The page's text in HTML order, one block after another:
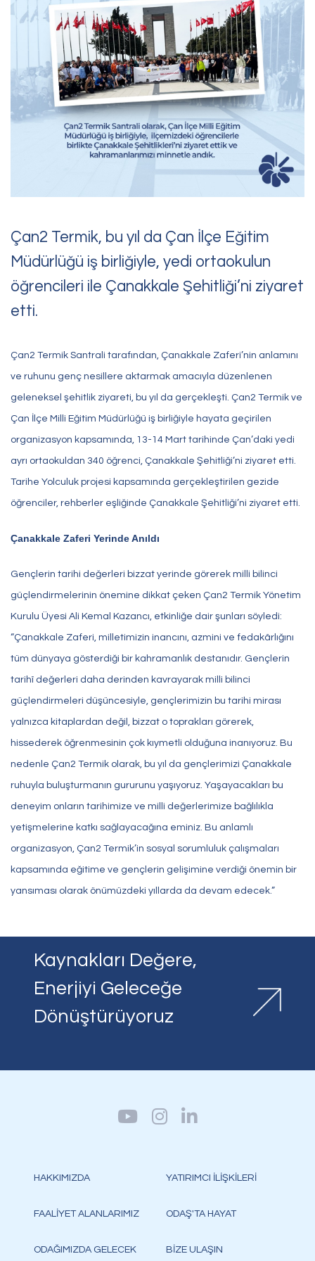
Bize Ulaşın
Sorularınız, talepleriniz
veya geri bildirimleriniz için
bize ulaşabilirsiniz
Çan2 Termik, bu yıl da Çan İlçe Eğitim
Müdürlüğü iş birliğiyle, yedi ortaokulun
öğrencileri ile Çanakkale Şehitliği’ni ziyaret
etti.
Çan2 Termik Santrali tarafından, Çanakkale Zaferi’nin anlamını
ve ruhunu genç nesillere aktarmak amacıyla düzenlenen
geleneksel şehitlik ziyareti, bu yıl da gerçekleşti. Çan2 Termik ve
Çan İlçe Milli Eğitim Müdürlüğü iş birliğiyle hayata geçirilen
organizasyon kapsamında, 13-14 Mart tarihinde Çan’daki yedi
ayrı ortaokuldan 340 öğrenci, Çanakkale Şehitliği’ni ziyaret etti.
Tarihe Yolculuk projesi kapsamında gerçekleştirilen gezide
öğrenciler, rehberler eşliğinde Çanakkale Şehitliği’ni ziyaret etti.
Çanakkale Zaferi Yerinde Anıldı
Gençlerin tarihi değerleri bizzat yerinde görerek milli bilinci
güçlendirmelerinin önemine dikkat çeken Çan2 Termik Yönetim
Kurulu Üyesi Ali Kemal Kazancı, etkinliğe dair şunları söyledi:
“Çanakkale Zaferi, milletimizin inancını, azmini ve fedakârlığını
tüm dünyaya gösterdiği bir kahramanlık destanıdır. Gençlerin
tarihî değerleri daha derinden kavrayarak milli bilinci
güçlendirmeleri düşüncesiyle, gençlerimizin bu tarihi mirası
yalnızca kitaplardan değil, bizzat o toprakları görerek,
hissederek öğrenmesinin çok kıymetli olduğuna inanıyoruz. Bu
nedenle Çan2 Termik olarak, bu yıl da gençlerimizi Çanakkale
ruhuyla buluşturmanın gururunu yaşıyoruz. Yaşayacakları bu
deneyim onların tarihimize ve milli değerlerimize bağlılıkla
yetişmelerine katkı sağlayacağına eminiz. Bu anlamlı
organizasyon, Çan2 Termik’in sosyal sorumluluk çalışmaları
kapsamında eğitime ve gençlerin gelişimine verdiği önemin bir
yansıması olarak önümüzdeki yıllarda da devam edecek.”
Kaynakları Değere,
Enerjiyi Geleceğe
Dönüştürüyoruz
HAKKIMIZDA
FAALİYET ALANLARIMIZ
ODAĞIMIZDA GELECEK
YATIRIMCI İLİŞKİLERİ
ODAŞ'TA HAYAT
BİZE ULAŞIN